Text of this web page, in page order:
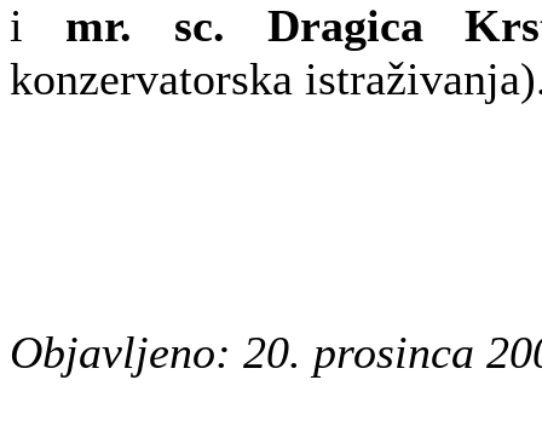
i mr. sc. Dragica
konzervatorska
Objavljeno: 20. prosinca